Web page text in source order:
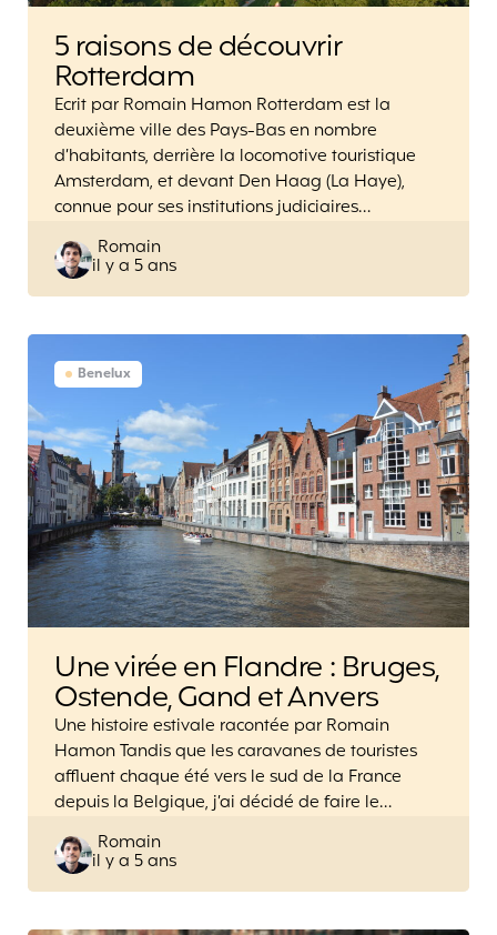
5 raisons de découvrir
Rotterdam
Ecrit par Romain Hamon Rotterdam est la
deuxième ville des Pays-Bas en nombre
d’habitants, derrière la locomotive touristique
Amsterdam, et devant Den Haag (La Haye),
connue pour ses institutions judiciaires…
Posted
by
Romain
il y a 5 ans
Benelux
Une virée en Flandre : Bruges,
Ostende, Gand et Anvers
Une histoire estivale racontée par Romain
Hamon Tandis que les caravanes de touristes
affluent chaque été vers le sud de la France
depuis la Belgique, j’ai décidé de faire le…
Posted
by
Romain
il y a 5 ans